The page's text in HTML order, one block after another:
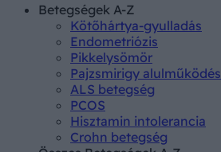
Betegségek A-Z
Kötőhártya-gyulladás
Endometriózis
Pikkelysömör
Pajzsmirigy alulműködés
ALS betegség
PCOS
Hisztamin intolerancia
Crohn betegség